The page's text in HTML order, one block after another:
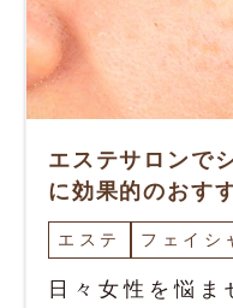
エステサロンで
に効果的のおす
エステ フェイシ
日々女性を悩